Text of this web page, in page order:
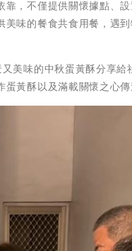
，不僅提供關懷據點、
味的餐食共食用餐，遇
美味的中秋蛋黃酥分享
黃酥以及滿載關懷之心傳